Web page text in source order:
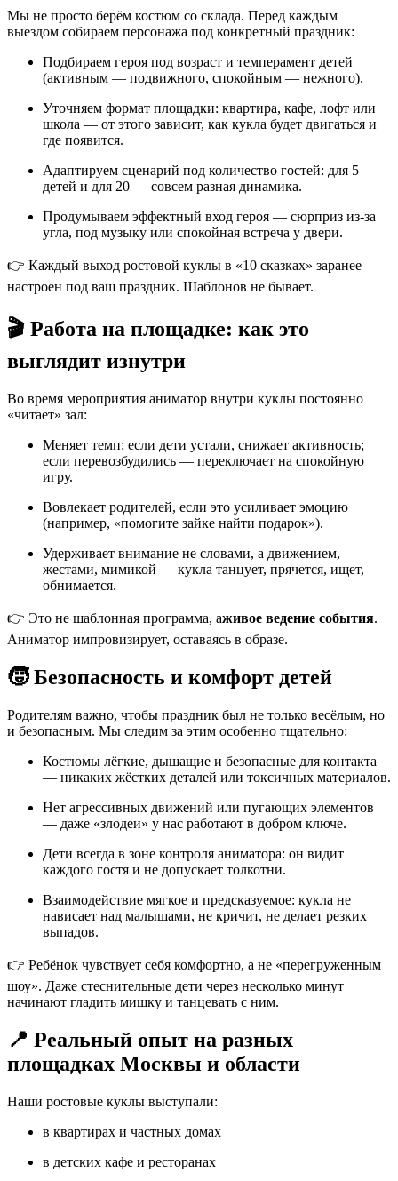
Мы не просто берём костюм со склада. Перед каждым
выездом собираем персонажа под конкретный праздник:
Подбираем героя под возраст и темперамент детей
(активным — подвижного, спокойным — нежного).
Уточняем формат площадки: квартира, кафе, лофт или
школа — от этого зависит, как кукла будет двигаться и
где появится.
Адаптируем сценарий под количество гостей: для 5
детей и для 20 — совсем разная динамика.
Продумываем эффектный вход героя — сюрприз из-за
угла, под музыку или спокойная встреча у двери.
👉 Каждый выход ростовой куклы в «10 сказках» заранее
настроен под ваш праздник. Шаблонов не бывает.
🎬 Работа на площадке: как это
выглядит изнутри
Во время мероприятия аниматор внутри куклы постоянно
«читает» зал:
Меняет темп: если дети устали, снижает активность;
если перевозбудились — переключает на спокойную
игру.
Вовлекает родителей, если это усиливает эмоцию
(например, «помогите зайке найти подарок»).
Удерживает внимание не словами, а движением,
жестами, мимикой — кукла танцует, прячется, ищет,
обнимается.
👉 Это не шаблонная программа, аживое ведение события.
Аниматор импровизирует, оставаясь в образе.
🧒 Безопасность и комфорт детей
Родителям важно, чтобы праздник был не только весёлым, но
и безопасным. Мы следим за этим особенно тщательно:
Костюмы лёгкие, дышащие и безопасные для контакта
— никаких жёстких деталей или токсичных материалов.
Нет агрессивных движений или пугающих элементов
— даже «злодеи» у нас работают в добром ключе.
Дети всегда в зоне контроля аниматора: он видит
каждого гостя и не допускает толкотни.
Взаимодействие мягкое и предсказуемое: кукла не
нависает над малышами, не кричит, не делает резких
выпадов.
👉 Ребёнок чувствует себя комфортно, а не «перегруженным
шоу». Даже стеснительные дети через несколько минут
начинают гладить мишку и танцевать с ним.
📍 Реальный опыт на разных
площадках Москвы и области
Наши ростовые куклы выступали:
в квартирах и частных домах
в детских кафе и ресторанах